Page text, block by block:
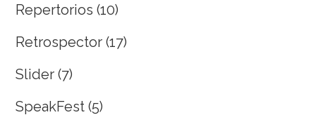
Repertorios (10)
Retrospector (17)
Slider (7)
SpeakFest (5)